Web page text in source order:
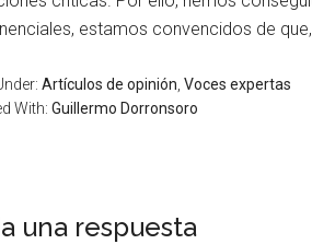
estamos convencidos de
Artículos de opinión Voces expertas
With: Guillermo Dorronsoro
una respuesta